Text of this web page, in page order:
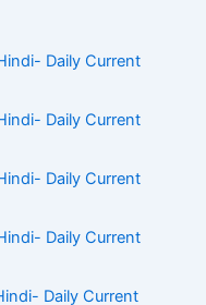
Daily Current
Daily Current
Daily Current
Daily Current
Daily Current